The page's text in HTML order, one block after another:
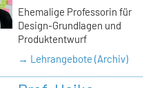
Ehemalige Professorin für
Design-Grundlagen und
Produktentwurf
→ Lehrangebote (Archiv)